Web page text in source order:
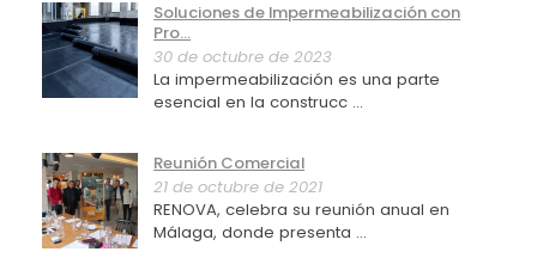
Soluciones de Impermeabilización con
Pro...
30 de octubre de 2023
La impermeabilización es una parte
esencial en la construcc ...
Reunión Comercial
21 de octubre de 2021
RENOVA, celebra su reunión anual en
Málaga, donde presenta ...